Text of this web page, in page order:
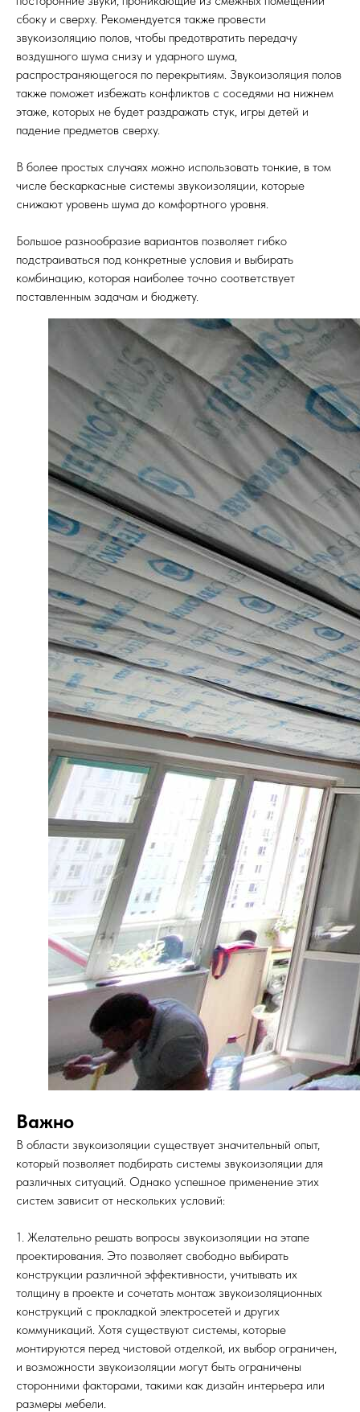
сбоку и сверху. Рекомендуется также провести
звукоизоляцию полов, чтобы предотвратить передачу
воздушного шума снизу и ударного шума,
распространяющегося по перекрытиям. Звукоизоляция полов
также поможет избежать конфликтов с соседями на нижнем
этаже, которых не будет раздражать стук, игры детей и
падение предметов сверху.
В более простых случаях можно использовать тонкие, в том
числе бескаркасные системы звукоизоляции, которые
снижают уровень шума до комфортного уровня.
Большое разнообразие вариантов позволяет гибко
подстраиваться под конкретные условия и выбирать
комбинацию, которая наиболее точно соответствует
поставленным задачам и бюджету.
Важно
В области звукоизоляции существует значительный опыт,
который позволяет подбирать системы звукоизоляции для
различных ситуаций. Однако успешное применение этих
систем зависит от нескольких условий:
1. Желательно решать вопросы звукоизоляции на этапе
проектирования. Это позволяет свободно выбирать
конструкции различной эффективности, учитывать их
толщину в проекте и сочетать монтаж звукоизоляционных
конструкций с прокладкой электросетей и других
коммуникаций. Хотя существуют системы, которые
монтируются перед чистовой отделкой, их выбор ограничен,
и возможности звукоизоляции могут быть ограничены
сторонними факторами, такими как дизайн интерьера или
размеры мебели.